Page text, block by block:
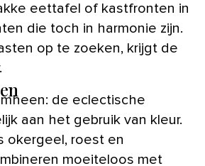
eettafel of kastfronten in
die toch in harmonie zijn.
op te zoeken, krijgt de
de eclectische
aan het gebruik van kleur.
okergeel, roest en
moeiteloos met